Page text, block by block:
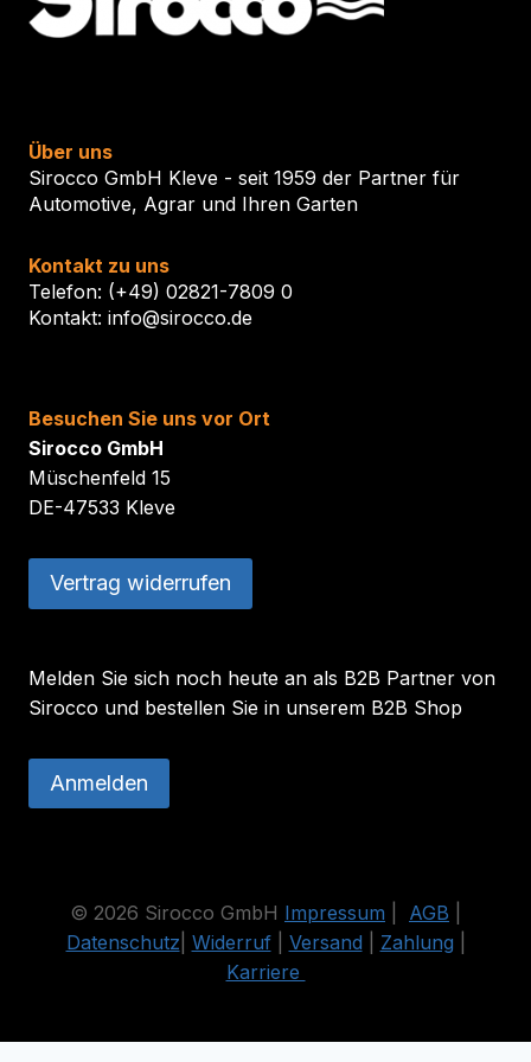
Über uns
Sirocco GmbH Kleve - seit 1959 der Partner für
Automotive, Agrar und Ihren Garten
Kontakt zu uns
Telefon: (+49) 02821-7809 0
Kontakt: info@sirocco.de
Besuchen Sie uns vor Ort
Sirocco GmbH
Müschenfeld 15
DE-47533 Kleve
Vertrag widerrufen
Melden Sie sich noch heute an als B2B Partner von
Sirocco und bestellen Sie in unserem B2B Shop
Anmelden
© 2026 Sirocco GmbH Impressum AGB
Datenschutz Widerruf| Versand Zahlung
Karriere